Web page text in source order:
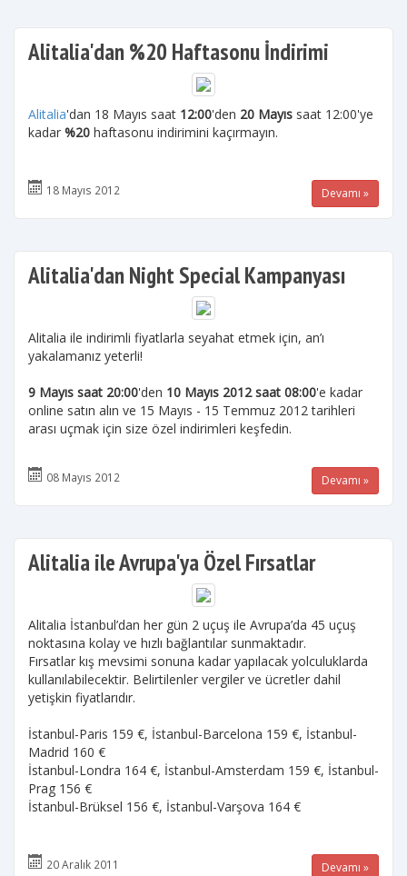
Alitalia'dan %20 Haftasonu İndirimi
Alitalia'dan 18 Mayıs saat 12:00'den 20 Mayıs saat 12:00'ye
kadar %20 haftasonu indirimini kaçırmayın.
18 Mayıs 2012 Devamı »
Alitalia'dan Night Special Kampanyası
Alitalia ile indirimli fiyatlarla seyahat etmek için, an’ı
yakalamanız yeterli!
9 Mayıs saat 20:00'den 10 Mayıs 2012 saat 08:00'e kadar
online satın alın ve 15 Mayıs - 15 Temmuz 2012 tarihleri
arası uçmak için size özel indirimleri keşfedin.
08 Mayıs 2012 Devamı »
Alitalia ile Avrupa'ya Özel Fırsatlar
Alitalia İstanbul’dan her gün 2 uçuş ile Avrupa’da 45 uçuş
noktasına kolay ve hızlı bağlantılar sunmaktadır.
Fırsatlar kış mevsimi sonuna kadar yapılacak yolculuklarda
kullanılabilecektir. Belirtilenler vergiler ve ücretler dahil
yetişkin fiyatlarıdır.
İstanbul-Paris 159 €, İstanbul-Barcelona 159 €, İstanbul-
Madrid 160 €
İstanbul-Londra 164 €, İstanbul-Amsterdam 159 €, İstanbul-
Prag 156 €
İstanbul-Brüksel 156 €, İstanbul-Varşova 164 €
20 Aralık 2011 Devamı »